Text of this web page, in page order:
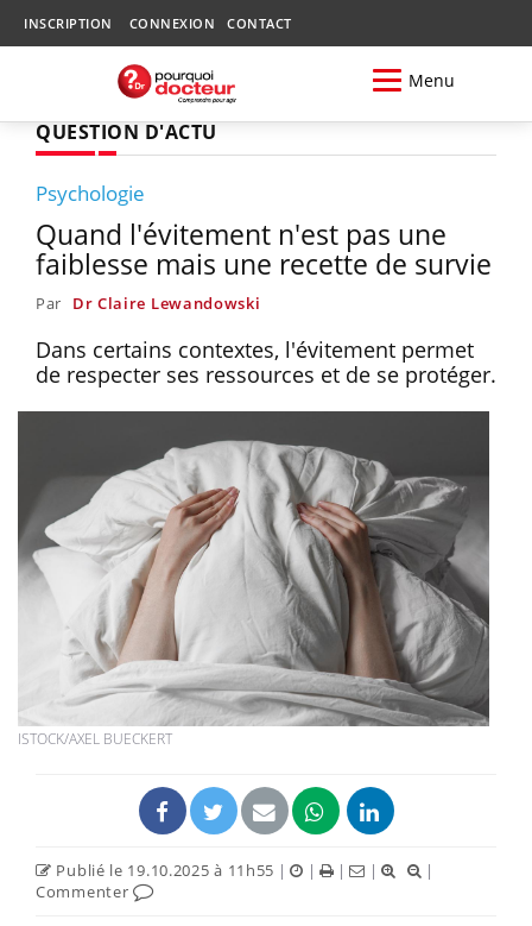
INSCRIPTION CONNEXION CONTACT
Menu
QUESTION D'ACTU
Psychologie
Quand l'évitement n'est pas une
faiblesse mais une recette de survie
Par Dr Claire Lewandowski
Dans certains contextes, l'évitement permet
de respecter ses ressources et de se protéger.
ISTOCK/AXEL BUECKERT
Publié le 19.10.2025 à 11h55 | | | |
|
Commenter